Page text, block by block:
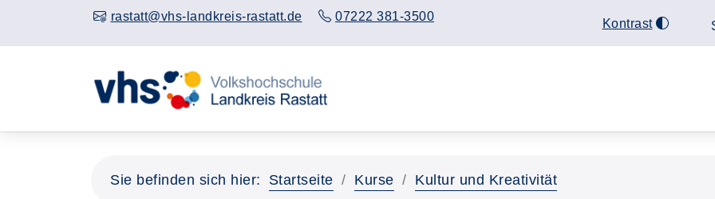
rastatt@vhs-landkreis-rastatt.de 07222 381-3500 Kontrast
Sie befinden sich hier: Startseite Kurse Kultur und Kreativität